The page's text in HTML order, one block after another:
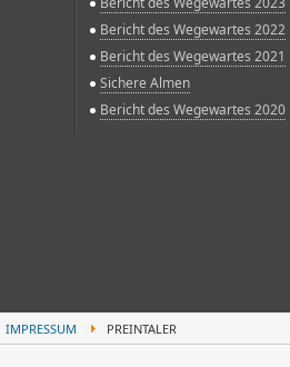
Bericht des Wegewartes 2022
Bericht des Wegewartes 2021
Sichere Almen
Bericht des Wegewartes 2020
IMPRESSUM PREINTALER